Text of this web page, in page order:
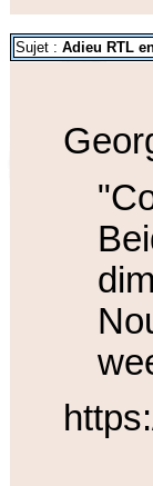
Sujet : Adieu RTL